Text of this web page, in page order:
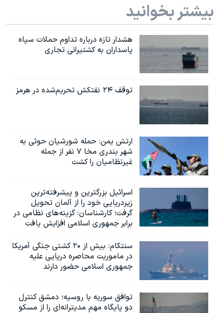
بیشتر بخوانید
هشدار تازه درباره تداوم حملات سپاه
پاسداران به کشتیرانی تجاری
توقف ۲۴ نفتکش تحریم‌شده در هرمز
ارتش یمن: حمله شورشیان حوثی به
شهر بندری مخا ۷ نفر از جمله
غیرنظامیان را کشت
اسرائيل بزرگترین و پیشرفته‌ترین
زیردریایی خود را از آلمان تحویل
گرفت؛ کارشناسان: گزینه‌های نظامی در
برابر جمهوری اسلامی افزایش یافت
سنتکام: بیش از ۲۰ کشتی جنگی آمریکا
در ماموریت محاصره دریایی علیه
جمهوری اسلامی حضور دارند
توافق سوریه با روسیه؛ دمشق کنترل
دو پایگاه مهم مدیترانه‌ای را از مسکو